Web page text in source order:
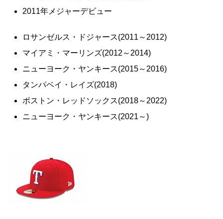
2011年メジャーデビュー
ロサンゼルス・ドジャース(2011～2012)
マイアミ・マーリンズ(2012～2014)
ニューヨーク・ヤンキース(2015～2016)
タンパベイ・レイズ(2018)
ボストン・レッドソックス(2018～2022)
ニューヨーク・ヤンキース(2021～)